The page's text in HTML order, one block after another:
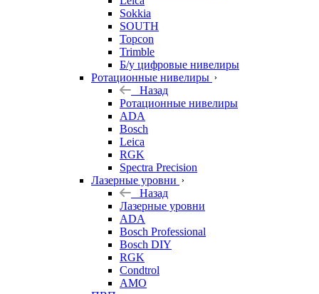
Sokkia
SOUTH
Topcon
Trimble
Б/у цифровые нивелиры
Ротационные нивелиры
Назад
Ротационные нивелиры
ADA
Bosch
Leica
RGK
Spectra Precision
Лазерные уровни
Назад
Лазерные уровни
ADA
Bosch Professional
Bosch DIY
RGK
Condtrol
AMO